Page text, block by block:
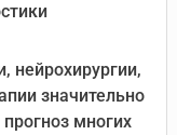
нейрохирургии,
значительно
многих